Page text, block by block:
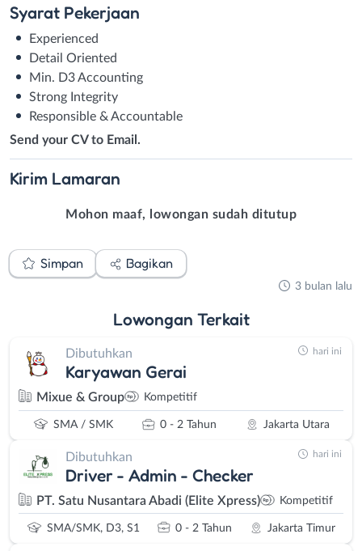
Syarat Pekerjaan
Experienced
Detail Oriented
Min. D3 Accounting
Strong Integrity
Responsible & Accountable
Send your CV to Email.
Kirim Lamaran
Mohon maaf, lowongan sudah ditutup
Simpan Bagikan
3 bulan lalu
Lowongan Terkait
Dibutuhkan
Karyawan Gerai
Mixue & Group Kompetitif
SMA / SMK 0 - 2 Tahun Jakarta Utara
hari ini
Dibutuhkan
Driver - Admin - Checker
PT. Satu Nusantara Abadi (Elite Xpress) Kompetitif
SMA/SMK, D3, S1 0 - 2 Tahun Jakarta Timur
hari ini